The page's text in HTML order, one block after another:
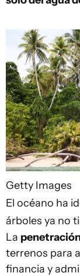
Getty Images
El océano ha
árboles ya no
La
terrenos para
financia y